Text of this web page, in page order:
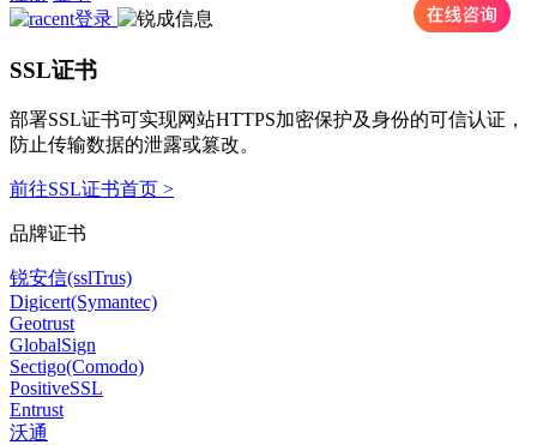
SSL证书
部署SSL证书可实现网站HTTPS加密保护及身份的可信认证，
防止传输数据的泄露或篡改。
前往SSL证书首页 >
品牌证书
锐安信(sslTrus)
Digicert(Symantec)
Geotrust
GlobalSign
Sectigo(Comodo)
PositiveSSL
Entrust
沃通